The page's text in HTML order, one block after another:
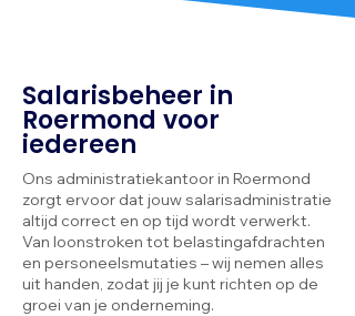
Salarisbeheer in
Roermond voor
iedereen
Ons administratiekantoor in Roermond
zorgt ervoor dat jouw salarisadministratie
altijd correct en op tijd wordt verwerkt.
Van loonstroken tot belastingafdrachten
en personeelsmutaties – wij nemen alles
uit handen, zodat jij je kunt richten op de
groei van je onderneming.